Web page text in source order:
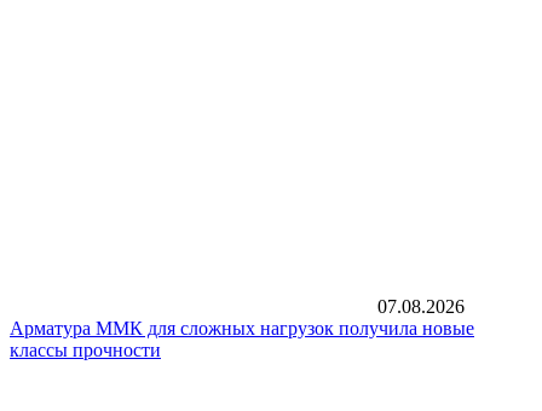
07.08.2026
Арматура ММК для сложных нагрузок получила новые
классы прочности